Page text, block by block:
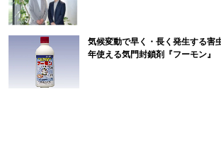
気候変動で早く・長く発生する害
年使える気門封鎖剤『フーモン』